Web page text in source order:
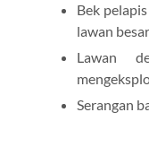
Bek
lawan
Lawan
Serangan